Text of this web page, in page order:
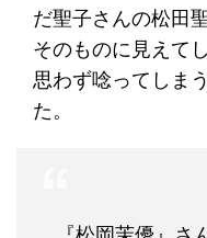
だ聖子さんの松田
そのものに見えて
思わず唸ってしま
た。